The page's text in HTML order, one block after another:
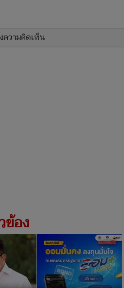
ความคิดเห็น
ข้อง